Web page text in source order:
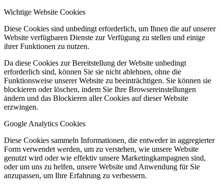
Wichtige Website Cookies
Diese Cookies sind unbedingt erforderlich, um Ihnen die auf unserer
Website verfügbaren Dienste zur Verfügung zu stellen und einige
ihrer Funktionen zu nutzen.
Da diese Cookies zur Bereitstellung der Website unbedingt
erforderlich sind, können Sie sie nicht ablehnen, ohne die
Funktionsweise unserer Website zu beeinträchtigen. Sie können sie
blockieren oder löschen, indem Sie Ihre Browsereinstellungen
ändern und das Blockieren aller Cookies auf dieser Website
erzwingen.
Google Analytics Cookies
Diese Cookies sammeln Informationen, die entweder in aggregierter
Form verwendet werden, um zu verstehen, wie unsere Website
genutzt wird oder wie effektiv unsere Marketingkampagnen sind,
oder um uns zu helfen, unsere Website und Anwendung für Sie
anzupassen, um Ihre Erfahrung zu verbessern.